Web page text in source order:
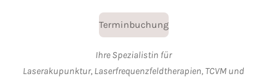
Terminbuchung
Ihre Spezialistin für
Laserakupunktur, Laserfrequenzfeldtherapien, TCVM und